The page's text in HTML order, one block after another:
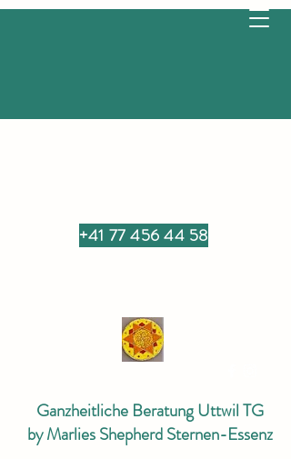
Ganzheitliche Beratung Uttwil TG
by Marlies Shepherd Sternen-Essenz
+41 77 456 44 58